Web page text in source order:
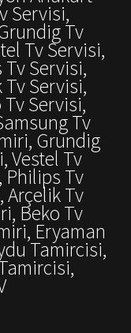
Servisi,
Tv
Tv Servisi,
Servisi,
Tv Servisi,
Servisi,
Tv
Grundig
Vestel Tv
Philips Tv
Arçelik Tv
Beko Tv
Eryaman
Tamircisi,